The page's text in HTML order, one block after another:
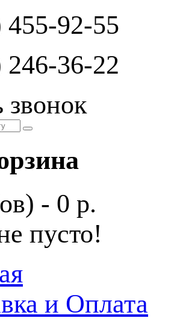
455-92-55
246-36-22
звонок
- 0 р.
пусто!
и Оплата